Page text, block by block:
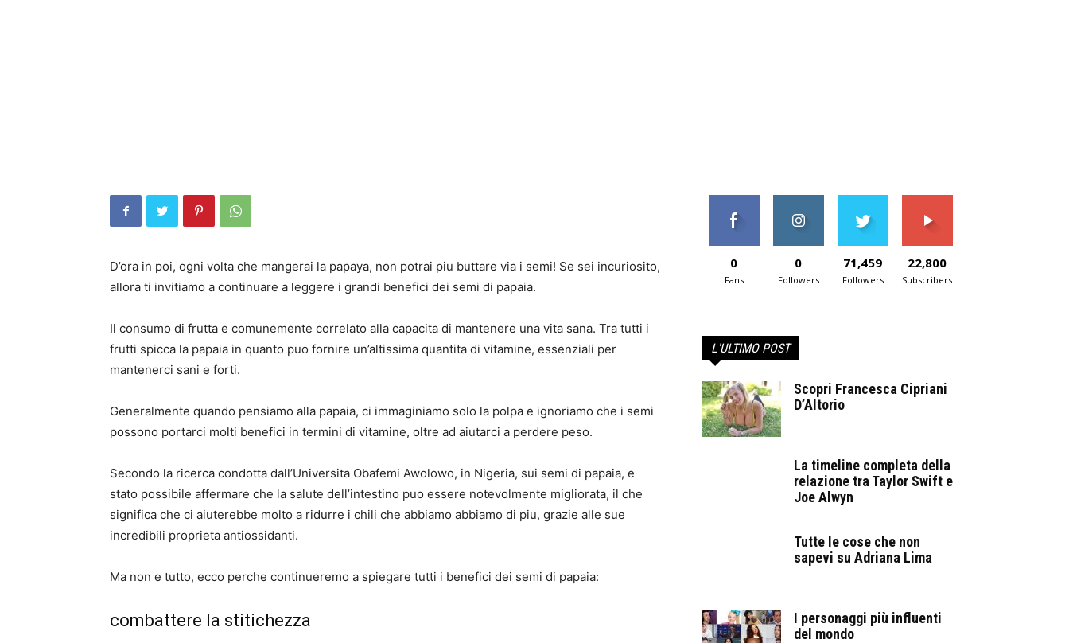
D’ora in poi, ogni volta che mangerai la papaya, non potrai piu buttare via i semi! Se sei incuriosito,
allora ti invitiamo a continuare a leggere i grandi benefici dei semi di papaia.
Il consumo di frutta e comunemente correlato alla capacita di mantenere una vita sana. Tra tutti i
frutti spicca la papaia in quanto puo fornire un’altissima quantita di vitamine, essenziali per
mantenerci sani e forti.
Generalmente quando pensiamo alla papaia, ci immaginiamo solo la polpa e ignoriamo che i semi
possono portarci molti benefici in termini di vitamine, oltre ad aiutarci a perdere peso.
Secondo la ricerca condotta dall’Universita Obafemi Awolowo, in Nigeria, sui semi di papaia, e
stato possibile affermare che la salute dell’intestino puo essere notevolmente migliorata, il che
significa che ci aiuterebbe molto a ridurre i chili che abbiamo abbiamo di piu, grazie alle sue
incredibili proprieta antiossidanti.
Ma non e tutto, ecco perche continueremo a spiegare tutti i benefici dei semi di papaia:
combattere la stitichezza
0
Fans
0
Followers
71,459
Followers
22,800
Subscribers
L'ULTIMO POST
Scopri Francesca Cipriani
D’Altorio
La timeline completa della
relazione tra Taylor Swift e
Joe Alwyn
Tutte le cose che non
sapevi su Adriana Lima
I personaggi più influenti
del mondo